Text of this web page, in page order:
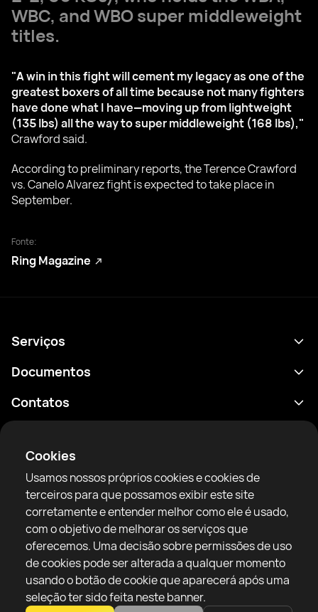
Cookies
Usamos nossos próprios cookies e cookies de
terceiros para que possamos exibir este site
corretamente e entender melhor como ele é usado,
com o objetivo de melhorar os serviços que
oferecemos. Uma decisão sobre permissões de uso
de cookies pode ser alterada a qualquer momento
usando o botão de cookie que aparecerá após uma
seleção ter sido feita neste banner.
WBC, and WBO super middleweight
titles.
"A win in this fight will cement my legacy as one of the
greatest boxers of all time because not many fighters
have done what I have—moving up from lightweight
(135 lbs) all the way to super middleweight (168 lbs),"
Crawford said.
According to preliminary reports, the Terence Crawford
vs. Canelo Alvarez fight is expected to take place in
September.
Fonte:
Ring Magazine
RTF United service limited
6 Burrows court, Liverpool, United Kingdom
Serviços
Agenda
Classificações
Notícias
Artigos
Sparring Finder
Documentos
Política de Privacidade
Termos de uso
Diretrizes da comunidade
Contatos